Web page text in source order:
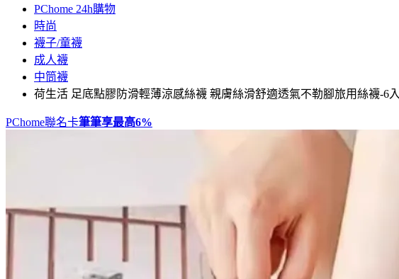
PChome 24h購物
時尚
襪子/童襪
成人襪
中筒襪
荷生活 足底點膠防滑輕薄涼感絲襪 親膚絲滑舒適透氣不勒腳旅用絲襪-6入
PChome聯名卡筆筆享最高6%